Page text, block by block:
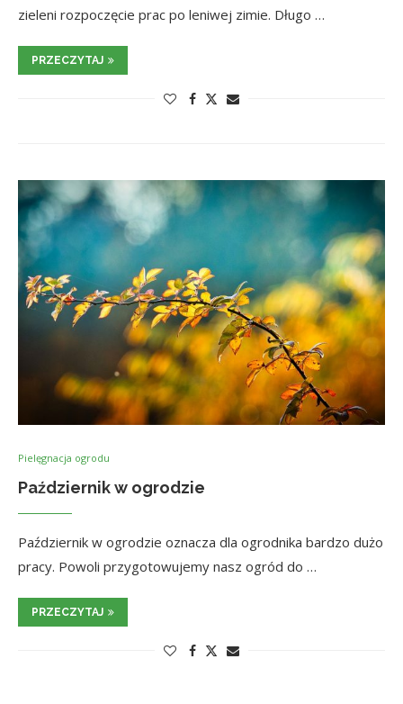
zieleni rozpoczęcie prac po leniwej zimie. Długo …
PRZECZYTAJ
Pielęgnacja ogrodu
Październik w ogrodzie
Październik w ogrodzie oznacza dla ogrodnika bardzo dużo
pracy. Powoli przygotowujemy nasz ogród do …
PRZECZYTAJ